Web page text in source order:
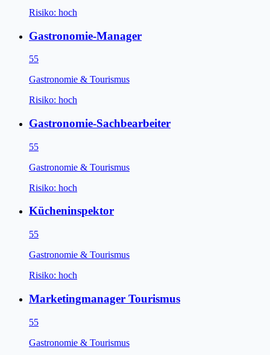
Risiko: hoch
Gastronomie-Manager
55
Gastronomie & Tourismus
Risiko: hoch
Gastronomie-Sachbearbeiter
55
Gastronomie & Tourismus
Risiko: hoch
Kücheninspektor
55
Gastronomie & Tourismus
Risiko: hoch
Marketingmanager Tourismus
55
Gastronomie & Tourismus